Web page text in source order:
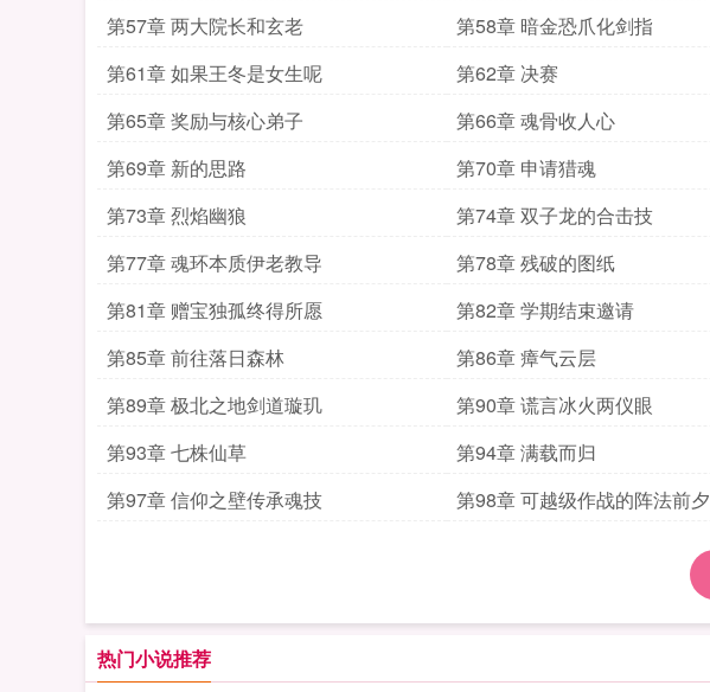
第57章 两大院长和玄老
第58章 暗金恐爪化剑指
第61章 如果王冬是女生呢
第62章 决赛
第65章 奖励与核心弟子
第66章 魂骨收人心
第69章 新的思路
第70章 申请猎魂
第73章 烈焰幽狼
第74章 双子龙的合击技
第77章 魂环本质伊老教导
第78章 残破的图纸
第81章 赠宝独孤终得所愿
第82章 学期结束邀请
第85章 前往落日森林
第86章 瘴气云层
第89章 极北之地剑道璇玑
第90章 谎言冰火两仪眼
第93章 七株仙草
第94章 满载而归
第97章 信仰之壁传承魂技
第98章 可越级作战的阵法前夕
热门小说推荐